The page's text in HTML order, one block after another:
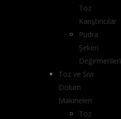
Toz
Karıştırıcılar
Pudra
Şekeri
Değirmenleri
Toz ve Sıvı
Dolum
Makineleri
Toz